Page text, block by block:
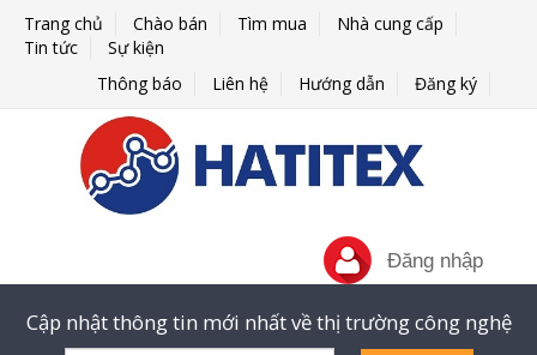
Trang chủ Chào bán Tìm mua
Nhà cung cấp
Tin tức
Sự kiện
Thông báo
Liên hệ Hướng dẫn Đăng ký
Đăng nhập
Cập nhật thông tin mới nhất về thị trường công nghệ